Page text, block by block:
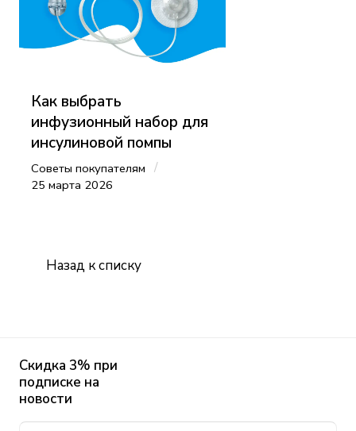
Как выбрать
инфузионный набор для
инсулиновой помпы
Советы покупателям /
25 марта 2026
Назад к списку
Скидка 3% при
подписке на
новости